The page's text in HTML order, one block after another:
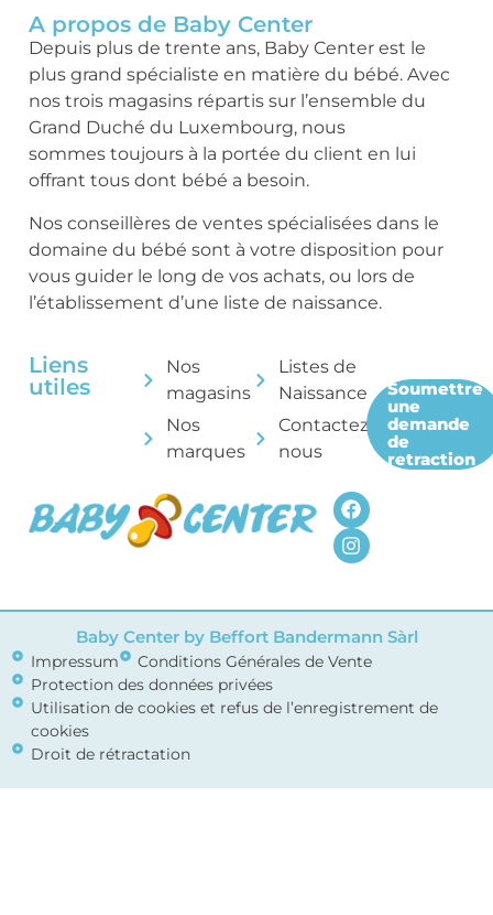
A propos de Baby Center
Depuis plus de trente ans, Baby Center est le
plus grand spécialiste en matière du bébé. Avec
nos trois magasins répartis sur l’ensemble du
Grand Duché du Luxembourg, nous
sommes toujours à la portée du client en lui
offrant tous dont bébé a besoin.
Nos conseillères de ventes spécialisées dans le
domaine du bébé sont à votre disposition pour
vous guider le long de vos achats, ou lors de
l’établissement d’une liste de naissance.
Liens
utiles
Nos
magasins
Nos
marques
Listes de
Naissance
Contactez-
nous
Soumettre
une
demande
de
retraction
Baby Center by Beffort Bandermann Sàrl
Impressum
Conditions Générales de Vente
Protection des données privées
Utilisation de cookies et refus de l’enregistrement de
cookies
Droit de rétractation